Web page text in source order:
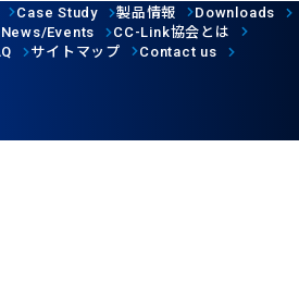
Case Study 製品情報 Downloads
News/Events CC-Link協会とは
サイトマップ Contact us